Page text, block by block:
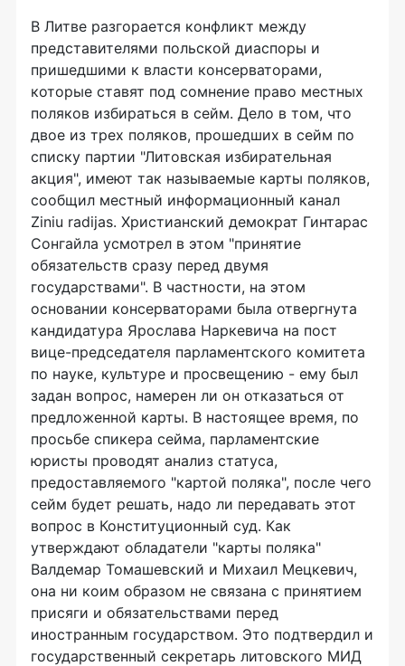
В Литве разгорается конфликт между
представителями польской диаспоры и
пришедшими к власти консерваторами,
которые ставят под сомнение право местных
поляков избираться в сейм. Дело в том, что
двое из трех поляков, прошедших в сейм по
списку партии "Литовская избирательная
акция", имеют так называемые карты поляков,
сообщил местный информационный канал
Ziniu radijas. Христианский демократ Гинтарас
Сонгайла усмотрел в этом "принятие
обязательств сразу перед двумя
государствами". В частности, на этом
основании консерваторами была отвергнута
кандидатура Ярослава Наркевича на пост
вице-председателя парламентского комитета
по науке, культуре и просвещению - ему был
задан вопрос, намерен ли он отказаться от
предложенной карты. В настоящее время, по
просьбе спикера сейма, парламентские
юристы проводят анализ статуса,
предоставляемого "картой поляка", после чего
сейм будет решать, надо ли передавать этот
вопрос в Конституционный суд. Как
утверждают обладатели "карты поляка"
Валдемар Томашевский и Михаил Мецкевич,
она ни коим образом не связана с принятием
присяги и обязательствами перед
иностранным государством. Это подтвердил и
государственный секретарь литовского МИД